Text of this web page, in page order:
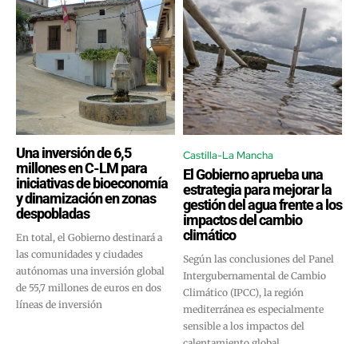
Una inversión de 6,5
millones en C-LM para
iniciativas de bioeconomía
y dinamización en zonas
despobladas
En total, el Gobierno destinará a
las comunidades y ciudades
autónomas una inversión global
de 55,7 millones de euros en dos
líneas de inversión
Castilla-La Mancha
El Gobierno aprueba una
estrategia para mejorar la
gestión del agua frente a los
impactos del cambio
climático
Según las conclusiones del Panel
Intergubernamental de Cambio
Climático (IPCC), la región
mediterránea es especialmente
sensible a los impactos del